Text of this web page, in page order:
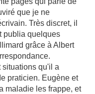
que je ne
Très discret, il
publia quelques
grâce à Albert
situations qu'il a
praticien. Eugène et
maladie les frappe, et